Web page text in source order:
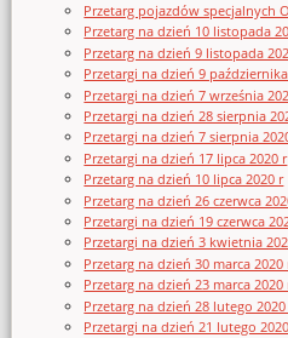
Przetarg pojazdów specjalnych
Przetarg na dzień 10 listopada
Przetarg na dzień 9 listopada
Przetargi na dzień 9
Przetargi na dzień 7 września
Przetargi na dzień 28 sierpnia
Przetargi na dzień 7 sierpnia
Przetargi na dzień 17 lipca 2020 r
Przetarg na dzień 10 lipca 2020 r
Przetarg na dzień 26 czerwca
Przetargi na dzień 19 czerwca
Przetargi na dzień 3 kwietnia
Przetarg na dzień 30 marca 2020
Przetarg na dzień 23 marca 2020
Przetarg na dzień 28 lutego
Przetargi na dzień 21 lutego